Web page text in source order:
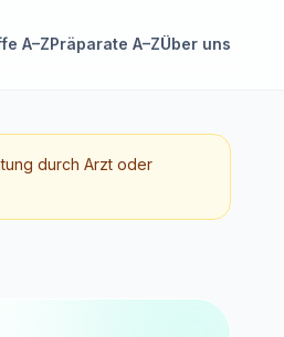
A–ZPräparate A–ZÜber uns
durch Arzt oder